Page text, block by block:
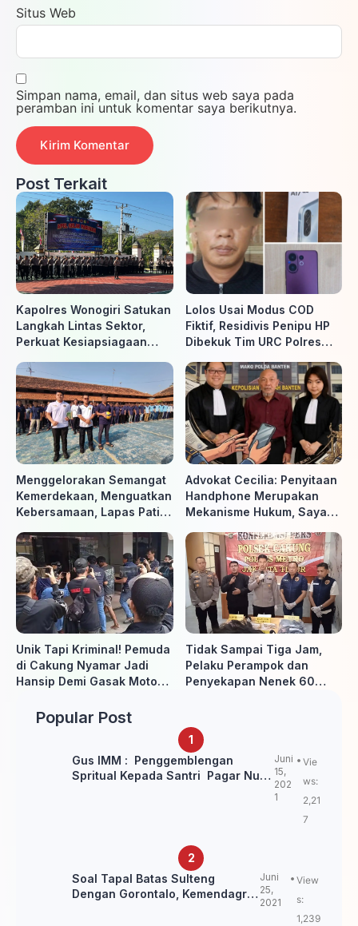
Situs Web
Simpan nama, email, dan situs web saya pada
peramban ini untuk komentar saya berikutnya.
Post Terkait
Kapolres Wonogiri Satukan
Langkah Lintas Sektor,
Perkuat Kesiapsiagaan
Lolos Usai Modus COD
Fiktif, Residivis Penipu HP
Dibekuk Tim URC Polres
Menggelorakan Semangat
Kemerdekaan, Menguatkan
Kebersamaan, Lapas Pati
ke-81 RI, Warga Binaan
Antusias Ikuti Berbagai
Perlombaan
Advokat Cecilia: Penyitaan
Handphone Merupakan
Mekanisme Hukum, Saya
Diminta Penyidik dan Tidak
perlu takut
Unik Tapi Kriminal! Pemuda
di Cakung Nyamar Jadi
Hansip Demi Gasak Motor
Tidak Sampai Tiga Jam,
Pelaku Perampok dan
Penyekapan Nenek 60
Popular Post
Gus IMM : Penggemblengan
Spritual Kepada Santri Pagar Nusa
Juni
15,
202
1
Vie
ws:
2,21
7
Soal Tapal Batas Sulteng
Dengan Gorontalo, Kemendagri:
Juni
25,
2021
View
s:
1,239